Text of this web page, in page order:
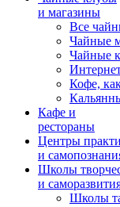
и магазины
Все
Чайные
Чайные
Кофе,
Кафе и
рестораны
Центры
и
Школы
и
Школы